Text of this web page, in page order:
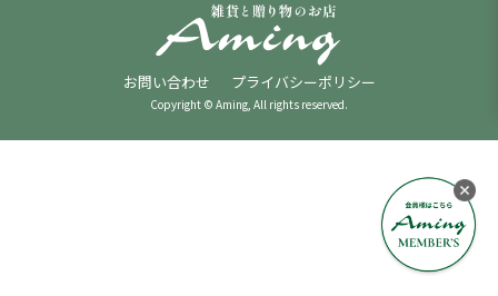
お問い合わせ プライバシーポリシー
Copyright © Aming, All rights reserved.